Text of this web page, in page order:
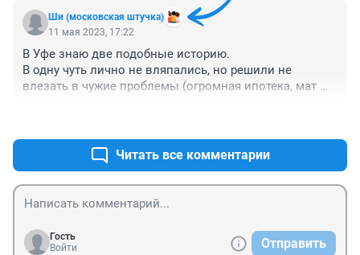
Ши (московская штучка)
11 мая 2023, 17:22
В Уфе знаю две подобные историю.
В одну чуть лично не вляпались, но решили не
влезать в чужие проблемы (огромная ипотека, мат
ранее по ипотеке.Читать все комментарии
Гость
Войти
Отправить